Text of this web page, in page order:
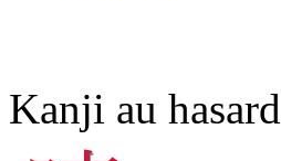
Kanji au hasard